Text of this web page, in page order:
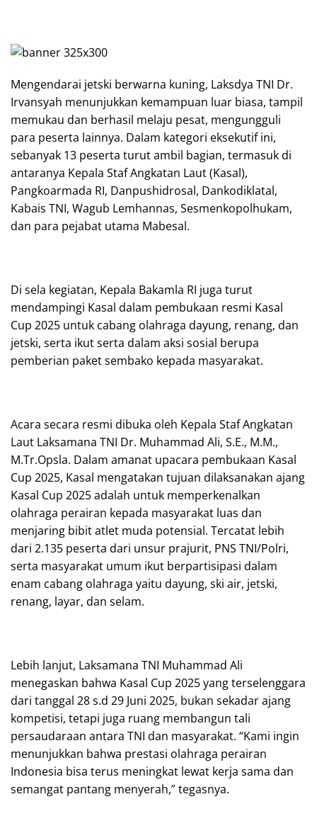
Mengendarai jetski berwarna kuning, Laksdya TNI Dr.
Irvansyah menunjukkan kemampuan luar biasa, tampil
memukau dan berhasil melaju pesat, mengungguli
para peserta lainnya. Dalam kategori eksekutif ini,
sebanyak 13 peserta turut ambil bagian, termasuk di
antaranya Kepala Staf Angkatan Laut (Kasal),
Pangkoarmada RI, Danpushidrosal, Dankodiklatal,
Kabais TNI, Wagub Lemhannas, Sesmenkopolhukam,
dan para pejabat utama Mabesal.
Di sela kegiatan, Kepala Bakamla RI juga turut
mendampingi Kasal dalam pembukaan resmi Kasal
Cup 2025 untuk cabang olahraga dayung, renang, dan
jetski, serta ikut serta dalam aksi sosial berupa
pemberian paket sembako kepada masyarakat.
Acara secara resmi dibuka oleh Kepala Staf Angkatan
Laut Laksamana TNI Dr. Muhammad Ali, S.E., M.M.,
M.Tr.Opsla. Dalam amanat upacara pembukaan Kasal
Cup 2025, Kasal mengatakan tujuan dilaksanakan ajang
Kasal Cup 2025 adalah untuk memperkenalkan
olahraga perairan kepada masyarakat luas dan
menjaring bibit atlet muda potensial. Tercatat lebih
dari 2.135 peserta dari unsur prajurit, PNS TNI/Polri,
serta masyarakat umum ikut berpartisipasi dalam
enam cabang olahraga yaitu dayung, ski air, jetski,
renang, layar, dan selam.
Lebih lanjut, Laksamana TNI Muhammad Ali
menegaskan bahwa Kasal Cup 2025 yang terselenggara
dari tanggal 28 s.d 29 Juni 2025, bukan sekadar ajang
kompetisi, tetapi juga ruang membangun tali
persaudaraan antara TNI dan masyarakat. “Kami ingin
menunjukkan bahwa prestasi olahraga perairan
Indonesia bisa terus meningkat lewat kerja sama dan
semangat pantang menyerah,” tegasnya.